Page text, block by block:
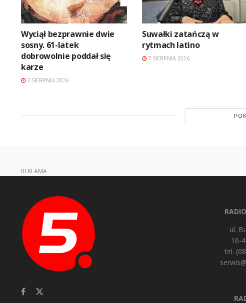
Wyciął bezprawnie dwie
sosny. 61-latek
dobrowolnie poddał się
karze
7 SIERPNIA 2026
Suwałki zatańczą w
rytmach latino
7 SIERPNIA 2026
REKLAMA
ul.
16-
tel.